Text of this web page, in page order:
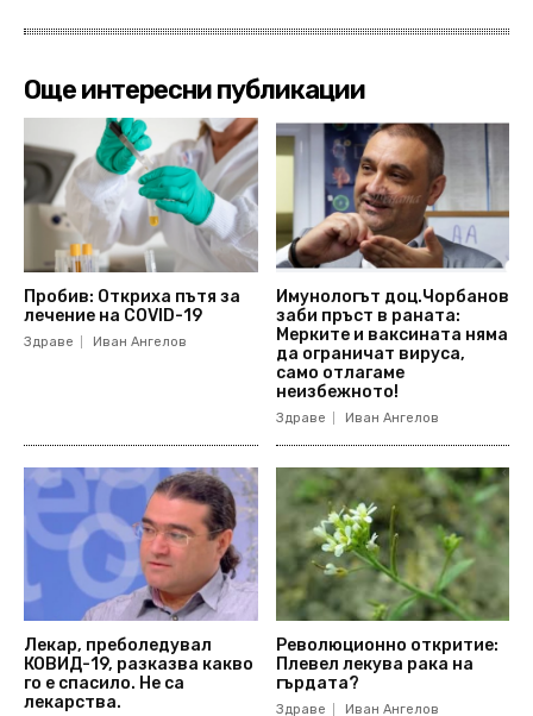
Още интересни публикации
Пробив: Откриха пътя за
лечение на COVID-19
Здраве Иван Ангелов
Имунологът доц.Чорбанов
заби пръст в раната:
Мерките и ваксината няма
да ограничат вируса,
само отлагаме
неизбежното!
Здраве Иван Ангелов
Лекар, преболедувал
КОВИД-19, разказва какво
го е спасило. Не са
лекарства.
Революционно откритие:
Плевел лекува рака на
гърдата?
Здраве Иван Ангелов